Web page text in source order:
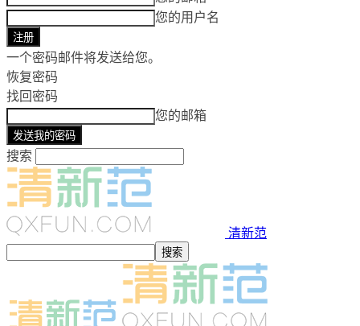
您的用户名
一个密码邮件将发送给您。
恢复密码
找回密码
您的邮箱
搜索
清新范